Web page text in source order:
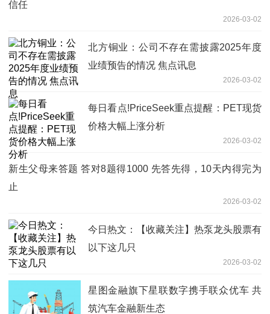
信任
2026-03-02
北方铜业：公司不存在需披露2025年度
业绩预告的情况 焦点讯息
2026-03-02
每日看点!PriceSeek重点提醒：PET现货
价格大幅上涨分析
2026-03-02
新生父母来答题 答对8题得1000 先答先得，10天内得完为
止
2026-03-02
今日热文：【收藏关注】热泵龙头股票有
以下这几只
2026-03-02
星图金融旗下星联数字携手联众优车 共
筑汽车金融新生态